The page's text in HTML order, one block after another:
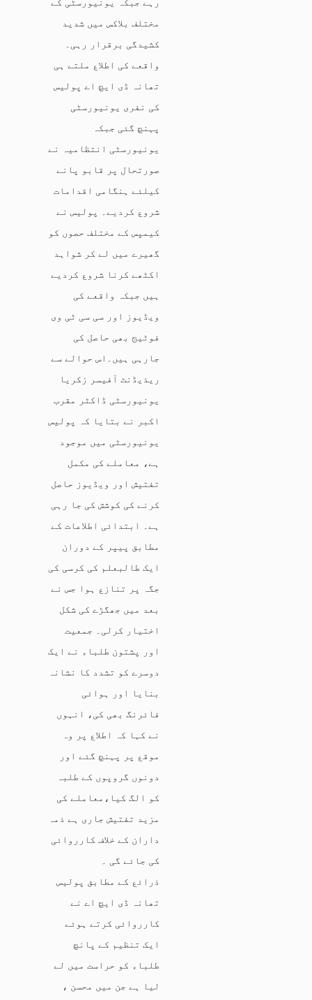
رہے جبکہ یونیورسٹی کے
مختلف بلاکس میں شدید
کشیدگی برقرار رہی۔
واقعے کی اطلاع ملتے ہی
تھانہ ڈی ایچ اے پولیس
کی نفری یونیورسٹی
پہنچ گئی جبکہ
یونیورسٹی انتظامیہ نے
صورتحال پر قابو پانے
کیلئے ہنگامی اقدامات
شروع کردیے۔ پولیس نے
کیمپس کے مختلف حصوں کو
گھیرے میں لے کر شواہد
اکٹھے کرنا شروع کردیے
ہیں جبکہ واقعے کی
ویڈیوز اور سی سی ٹی وی
فوٹیج بھی حاصل کی
جارہی ہیں۔اس حوالے سے
ریذیڈنٹ آفیسر زکریا
یونیورسٹی ڈاکٹر مقرب
اکبر نے بتایا کہ پولیس
یونیورسٹی میں موجود
ہے، معاملے کی مکمل
تفتیش اور ویڈیوز حاصل
کرنے کی کوشش کی جا رہی
ہے۔ ابتدائی اطلاعات کے
مطابق پیپر کے دوران
ایک طالبعلم کی کرسی کی
جگہ پر تنازع ہوا جس نے
بعد میں جھگڑے کی شکل
اختیار کرلی۔ جمعیت
اور پشتون طلباء نے ایک
دوسرے کو تشدد کا نشانہ
بنایا اور ہوائی
فائرنگ بھی کی، انہوں
نے کہا کہ اطلاع پر وہ
موقع پر پہنچ گئے اور
دونوں گروپوں کے طلبہ
کو الگ کیا،معاملے کی
مزید تفتیش جاری ہے ذمہ
داران کے خلاف کارروائی
کی جائے گی ۔
ذرائع کے مطابق پولیس
تھانہ ڈی ایچ اے نے
کارروائی کرتے ہوئے
ایک تنظیم کے پانچ
طلباء کو حراست میں لے
لیا ہے جن میں محسن ،